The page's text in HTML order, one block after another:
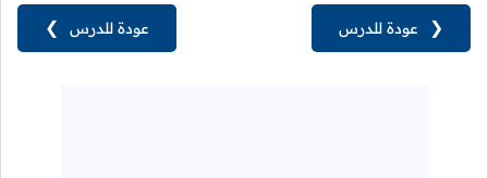
عودة للدرس ❯ ❮ عودة للدرس